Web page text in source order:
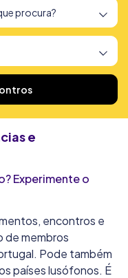
e
Experimente o
encontros e
de membros
Pode também
países lusófonos. É